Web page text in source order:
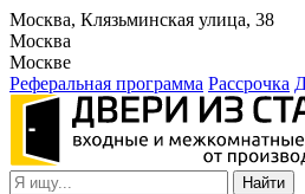
Москва, Клязьминская улица, 38
Москва
Москве
Реферальная программа Рассрочка